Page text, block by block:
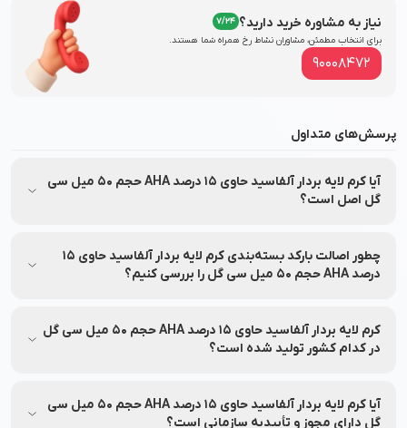
نیاز به مشاوره خرید دارید؟ 7/24
برای انتخاب مطمئن، مشاوران نشاط‌ رخ همراه شما هستند.
90008472
پرسش‌های متداول
آیا کرم لایه بردار آلفاسید حاوی 15 درصد AHA حجم 50 میل سی
گل اصل است؟
مستقیماً از شرکت دکتر اخوی تهیه شده و تحت برند معتبر سی گل
(Seagull) تولید و عرضه شده است و اصالت آن توسط نشاط رخ
چطور اصالت بارکد بسته‌بندی کرم لایه بردار آلفاسید حاوی 15
درصد AHA حجم 50 میل سی گل را بررسی کنیم؟
میل سی گل را می‌توانید از طریق اپلیکیشن‌های بررسی اصالت
محصول با اسکن بارکد روی جعبه استعلام بگیرید.
کرم لایه بردار آلفاسید حاوی 15 درصد AHA حجم 50 میل سی گل
در کدام کشور تولید شده است؟
توسط برند سی گل در کشور ایران تولید شده است.
آیا کرم لایه بردار آلفاسید حاوی 15 درصد AHA حجم 50 میل سی
گل دارای مجوز و تأییدیه سازمانی است؟